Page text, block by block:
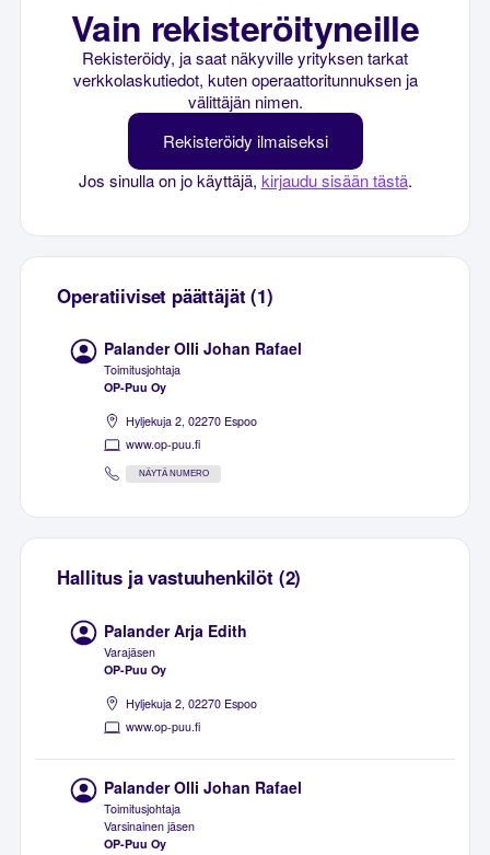
Vain rekisteröityneille
Rekisteröidy, ja saat näkyville yrityksen tarkat
verkkolaskutiedot, kuten operaattoritunnuksen ja
välittäjän nimen.
Rekisteröidy ilmaiseksi
Jos sinulla on jo käyttäjä, kirjaudu sisään tästä.
Operatiiviset päättäjät (1)
Palander Olli Johan Rafael
Toimitusjohtaja
OP-Puu Oy
Hyljekuja 2, 02270 Espoo
www.op-puu.fi
NÄYTÄ NUMERO
Hallitus ja vastuuhenkilöt (2)
Palander Arja Edith
Varajäsen
OP-Puu Oy
Hyljekuja 2, 02270 Espoo
www.op-puu.fi
Palander Olli Johan Rafael
Toimitusjohtaja
Varsinainen jäsen
OP-Puu Oy